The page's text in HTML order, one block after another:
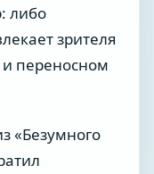
либо
зрителя
переносном
«Безумного